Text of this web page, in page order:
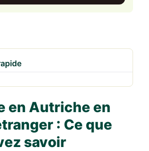
en Autriche en
: Ce que
savoir